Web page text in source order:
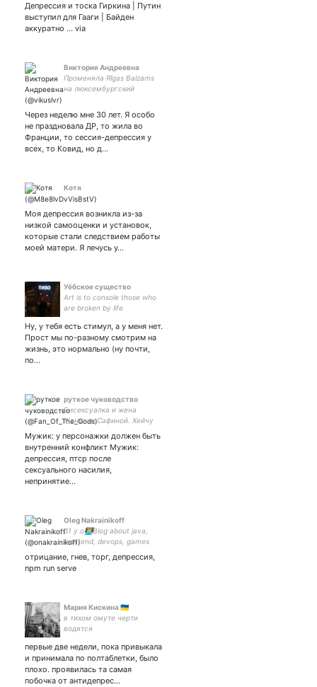
путешествия и умных
людей.
Депрессия и тоска Гиркина | Путин
выступил для Гааги | Байден
аккуратно ... via
Виктория Андреевна
Променяла Rīgas Balzams
на люксембургский
иллюстратор и
начинающая мама.
Через неделю мне 30 лет. Я особо
не праздновала ДР, то жила во
Франции, то сессия-депрессия у
всех, то Ковид, но д…
Котя
Моя депрессия возникла из-за
низкой самооценки и установок,
которые стали следствием работы
моей матери. Я лечусь у…
Уёбское существо
Art is to console those who
are broken by life
Ну, у тебя есть стимул, а у меня нет.
Прост мы по-разному смотрим на
жизнь, это нормально (ну почти,
по…
руткое чуководство
Бисексуалка и жена
Женечки Сафиной. Хейчу
за это платят ‼️РАДФЕМ-
ВЗГЛЯДЫ‼️
Мужик: у персонажки должен быть
внутренний конфликт Мужик:
депрессия, птср после
сексуального насилия,
непринятие…
Oleg Nakrainikoff
31 y.o👨🏼‍💻Blog about java,
frontend, devops, games
отрицание, гнев, торг, депрессия,
npm run serve
Мария Кискина 🇺🇦
в тихом омуте черти
водятся
первые две недели, пока привыкала
и принимала по полтаблетки, было
плохо. проявилась та самая
побочка от антидепрес…